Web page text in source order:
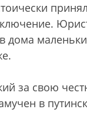
принял
дома
за свою
в